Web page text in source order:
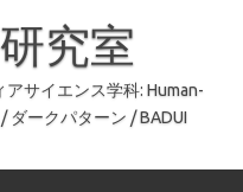
究室
サイエンス学科: Human-
ダークパターン / BADUI